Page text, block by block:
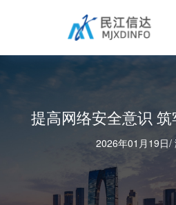
提高网络安全意识
2026年01月19日/